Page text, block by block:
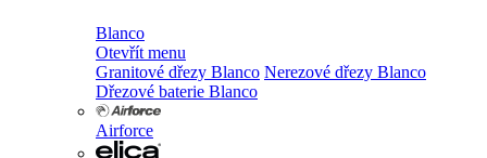
Blanco
Otevřít menu
Granitové dřezy Blanco Nerezové dřezy Blanco
Dřezové baterie Blanco
Airforce